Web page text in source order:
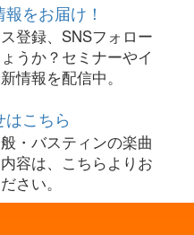
をお届け！
登録、SNSフォロー
うか？セミナーやイ
情報を配信中。
こちら
・バスティンの楽曲
容は、こちらよりお
さい。